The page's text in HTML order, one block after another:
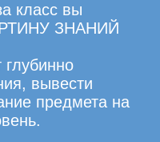
класс вы
ЗНАНИЙ
вывести
предмета на